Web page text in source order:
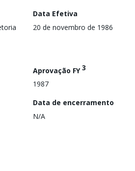
Data Efetiva
20 de novembro de 1986
Aprovação FY3
1987
Data de encerramento
N/A